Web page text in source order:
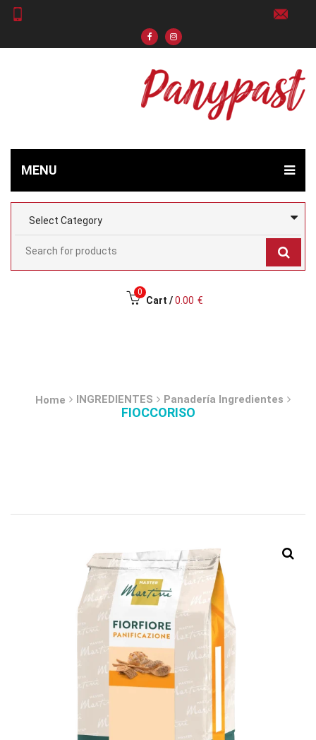
MENU
0
Cart / 0.00 €
Home INGREDIENTES Panadería Ingredientes
FIOCCORISO